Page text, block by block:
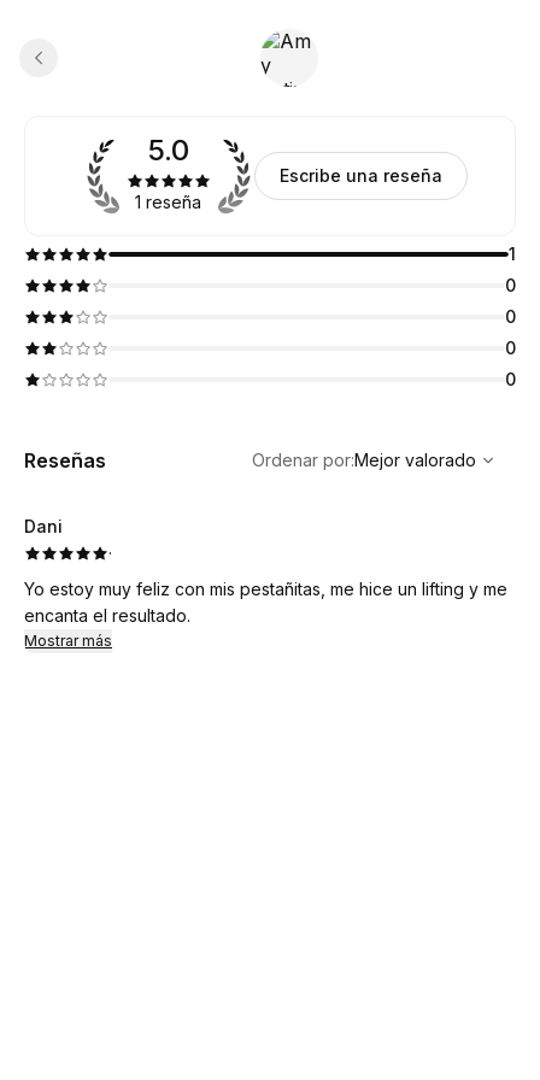
5.0
1 reseña
Escribe una reseña
1
0
0
0
0
Reseñas
Mejor valorado
Ordenar por:Mejor valorado
Dani
·
Yo estoy muy feliz con mis pestañitas, me hice un lifting y me
encanta el resultado.
Mostrar más